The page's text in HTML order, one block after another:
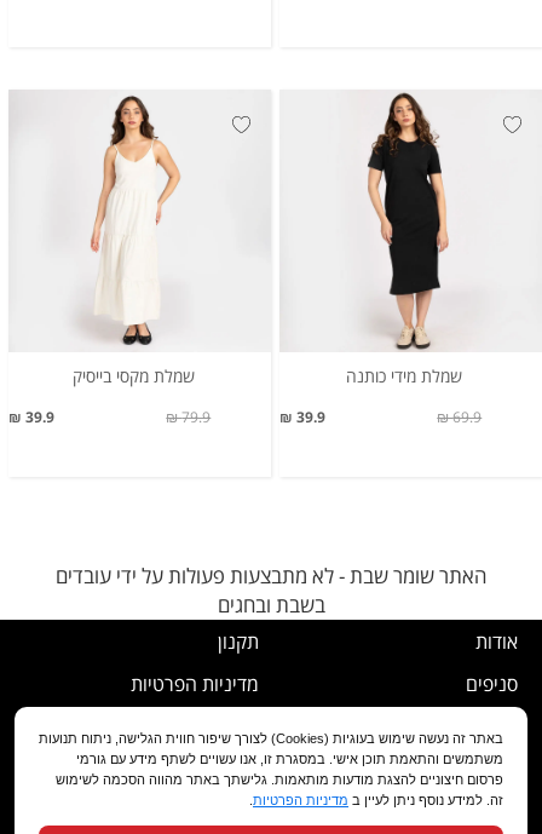
שמלת מידי כותנה
39.9 ₪ 69.9 ₪
שמלת מקסי בייסיק
39.9 ₪ 79.9 ₪
האתר שומר שבת - לא מתבצעות פעולות על ידי עובדים
בשבת ובחגים
אודות
סניפים
שירות לקוחות
מועדון לקוחות
תקנון
מדיניות הפרטיות
נוהל ביטול עסקה
מדיניות החלפה/החזרה/ביטול
הצהרת נגישות
באתר זה נעשה שימוש בעוגיות (Cookies) לצורך שיפור חווית הגלישה, ניתוח תנועות
משתמשים והתאמת תוכן אישי. במסגרת זו, אנו עשויים לשתף מידע עם גורמי
פרסום חיצוניים להצגת מודעות מותאמות. גלישתך באתר מהווה הסכמה לשימוש
זה. למידע נוסף ניתן לעיין ב מדיניות הפרטיות